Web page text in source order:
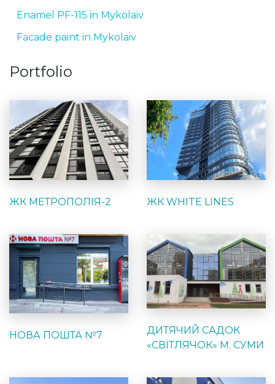
Enamel PF-115 in Mykolaiv
Facade paint in Mykolaiv
Portfolio
ЖК МЕТРОПОЛІЯ-2 ЖК WHITE LINES
НОВА ПОШТА №7
ДИТЯЧИЙ САДОК
«СВІТЛЯЧОК» М. СУМИ